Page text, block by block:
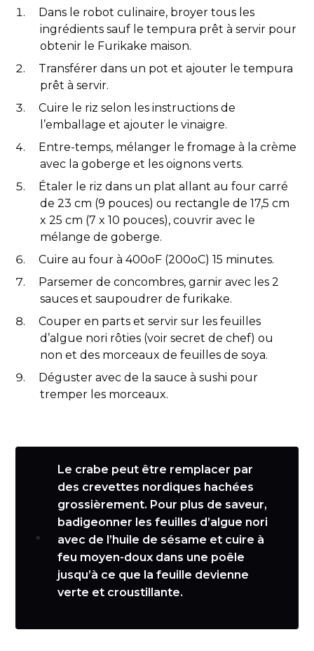
Dans le robot culinaire, broyer tous les
ingrédients sauf le tempura prêt à servir pour
obtenir le Furikake maison.
Transférer dans un pot et ajouter le tempura
prêt à servir.
Cuire le riz selon les instructions de
l’emballage et ajouter le vinaigre.
Entre-temps, mélanger le fromage à la crème
avec la goberge et les oignons verts.
Étaler le riz dans un plat allant au four carré
de 23 cm (9 pouces) ou rectangle de 17,5 cm
x 25 cm (7 x 10 pouces), couvrir avec le
mélange de goberge.
Cuire au four à 400oF (200oC) 15 minutes.
Parsemer de concombres, garnir avec les 2
sauces et saupoudrer de furikake.
Couper en parts et servir sur les feuilles
d’algue nori rôties (voir secret de chef) ou
non et des morceaux de feuilles de soya.
Déguster avec de la sauce à sushi pour
tremper les morceaux.
Le crabe peut être remplacer par
des crevettes nordiques hachées
grossièrement. Pour plus de saveur,
badigeonner les feuilles d’algue nori
avec de l’huile de sésame et cuire à
feu moyen-doux dans une poêle
jusqu’à ce que la feuille devienne
verte et croustillante.